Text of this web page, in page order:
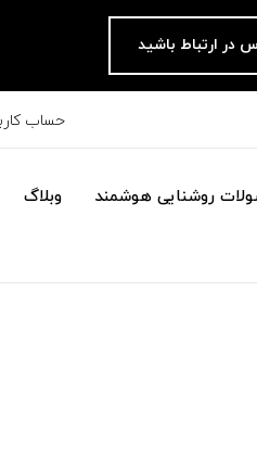
در ارتباط باشید
حساب
روشنایی هوشمند وبلاگ